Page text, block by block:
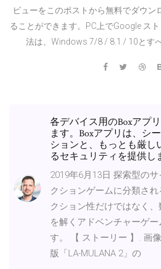
ビューをこのポストから無料でダウン
ることができます。PC上でGoogle ス
法は、Windows 7/8 / 8.1 / 10とす
各デバイス用のBoxアプ
ます。Boxアプリは、シ
ションと、もっとも厳し
るセキュリティを提供し
2019年6月13日 探索型の
クションゲームに分類さ
クション性だけではなく
を解くアドベンチャーゲ
す。 【 ストーリー 】. 画
版「LA-MULANA 2」の